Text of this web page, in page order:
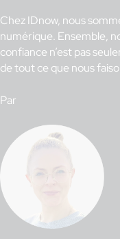
Chez IDnow, nous
numérique. Ensemble,
confiance n’est pas
de tout ce que nous
Par